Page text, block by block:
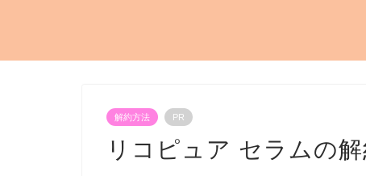
解約方法 PR
リコピュア セラムの